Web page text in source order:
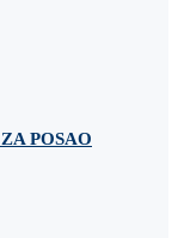
POSAO